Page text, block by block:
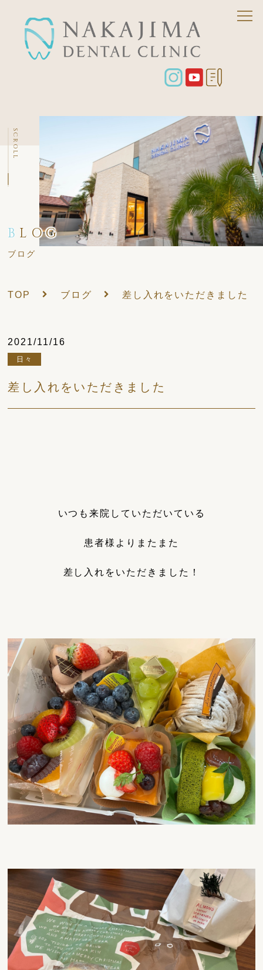
B LOG
ブログ
SCROLL
TOP ブログ 差し入れをいただきました
2021/11/16
日々
差し入れをいただきました
いつも来院していただいている
患者様よりまたまた
差し入れをいただきました！